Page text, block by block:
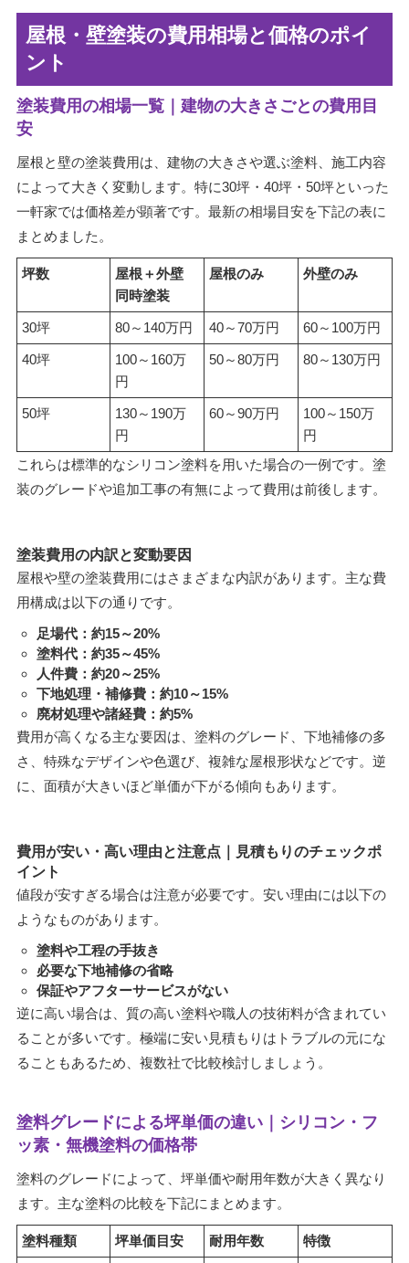
屋根・壁塗装の費用相場と価格のポイ
ント
塗装費用の相場一覧｜建物の大きさごとの費用目
安
屋根と壁の塗装費用は、建物の大きさや選ぶ塗料、施工内容
によって大きく変動します。特に30坪・40坪・50坪といった
一軒家では価格差が顕著です。最新の相場目安を下記の表に
まとめました。
坪数
屋根＋外壁
同時塗装
屋根のみ 外壁のみ
30坪 80～140万円 40～70万円 60～100万円
40坪
100～160万
円
50～80万円 80～130万円
50坪
130～190万
円
60～90万円
100～150万
円
これらは標準的なシリコン塗料を用いた場合の一例です。塗
装のグレードや追加工事の有無によって費用は前後します。
塗装費用の内訳と変動要因
屋根や壁の塗装費用にはさまざまな内訳があります。主な費
用構成は以下の通りです。
足場代：約15～20%
塗料代：約35～45%
人件費：約20～25%
下地処理・補修費：約10～15%
廃材処理や諸経費：約5%
費用が高くなる主な要因は、塗料のグレード、下地補修の多
さ、特殊なデザインや色選び、複雑な屋根形状などです。逆
に、面積が大きいほど単価が下がる傾向もあります。
費用が安い・高い理由と注意点｜見積もりのチェックポ
イント
値段が安すぎる場合は注意が必要です。安い理由には以下の
ようなものがあります。
塗料や工程の手抜き
必要な下地補修の省略
保証やアフターサービスがない
逆に高い場合は、質の高い塗料や職人の技術料が含まれてい
ることが多いです。極端に安い見積もりはトラブルの元にな
ることもあるため、複数社で比較検討しましょう。
塗料グレードによる坪単価の違い｜シリコン・フ
ッ素・無機塗料の価格帯
塗料のグレードによって、坪単価や耐用年数が大きく異なり
ます。主な塗料の比較を下記にまとめます。
塗料種類 坪単価目安 耐用年数 特徴